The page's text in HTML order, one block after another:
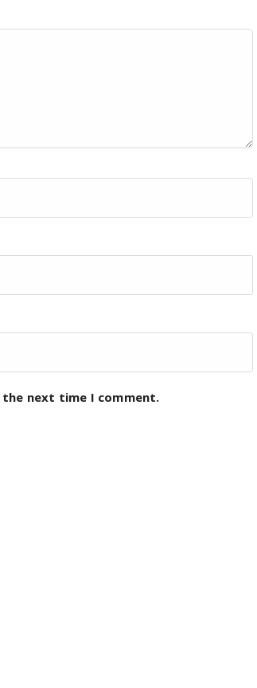
next time I comment.